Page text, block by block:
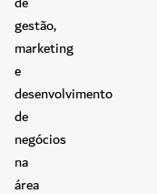
gestão,
marketing
e
desenvolvimento
de
negócios
na
área